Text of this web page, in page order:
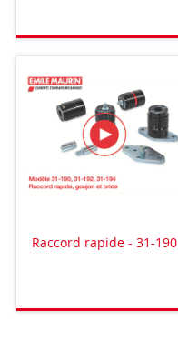
Raccord rapide - 31-190